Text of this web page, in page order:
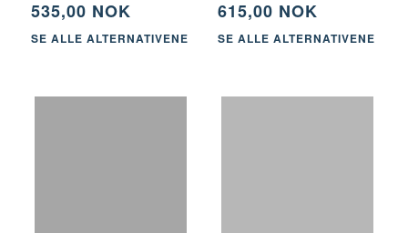
535,00 NOK
SE ALLE ALTERNATIVENE
615,00 NOK
SE ALLE ALTERNATIVENE